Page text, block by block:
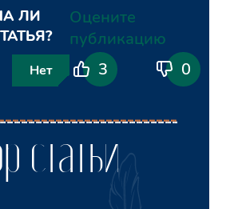
ЛИ
Нет
Оцените
публикацию
3
0
статьи